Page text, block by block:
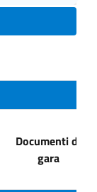
Documenti di
gara